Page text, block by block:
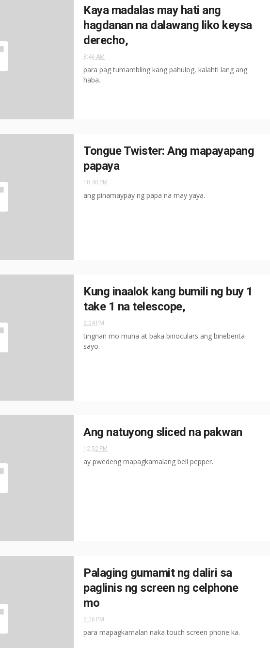
Kaya madalas may hati ang
hagdanan na dalawang liko keysa
derecho,
8:46 AM
para pag tumambling kang pahulog, kalahti lang ang
haba.
Tongue Twister: Ang mapayapang
papaya
10:40 PM
ang pinamaypay ng papa na may yaya.
Kung inaalok kang bumili ng buy 1
take 1 na telescope,
9:04 PM
tingnan mo muna at baka binoculars ang binebenta
sayo.
Ang natuyong sliced na pakwan
12:52 PM
ay pwedeng mapagkamalang bell pepper.
Palaging gumamit ng daliri sa
paglinis ng screen ng celphone
mo
2:26 PM
para mapagkamalan naka touch screen phone ka.